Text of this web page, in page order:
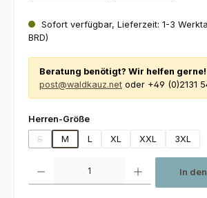
Sofort verfügbar, Lieferzeit: 1-3
BRD)
Beratung benötigt? Wir helfen gerne!
post@waldkauz.net oder +49 (0)2131
Herren-Größeauswählen
S
(Diese Option ist zurzeit nicht verfügbar.)
M L XL XXL 3XL
In